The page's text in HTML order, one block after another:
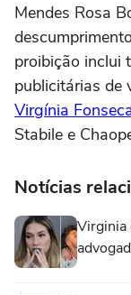
Mendes Rosa
proibição inclui
publicitárias de
Virgínia
Stabile e
Notícias
Virginia